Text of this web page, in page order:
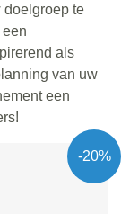
doelgroep te
als
van uw
een
-20%